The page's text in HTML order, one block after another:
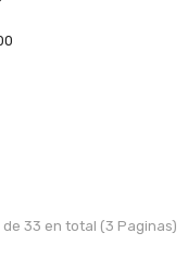
de 33 en total (3 Paginas)